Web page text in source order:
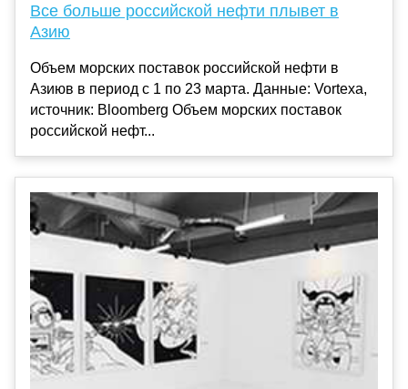
Все больше российской нефти плывет в
Азию
Объем морских поставок российской нефти в
Азиюв в период с 1 по 23 марта. Данные: Vortexa,
источник: Bloomberg Объем морских поставок
российской нефт...